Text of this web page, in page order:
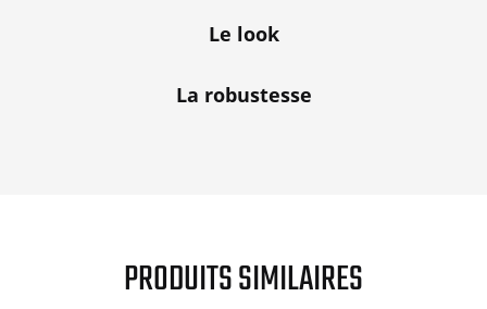
Le look
La robustesse
PRODUITS SIMILAIRES